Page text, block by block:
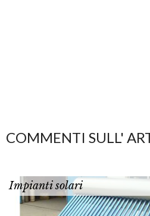
COMMENTI SULL'
Impianti solari